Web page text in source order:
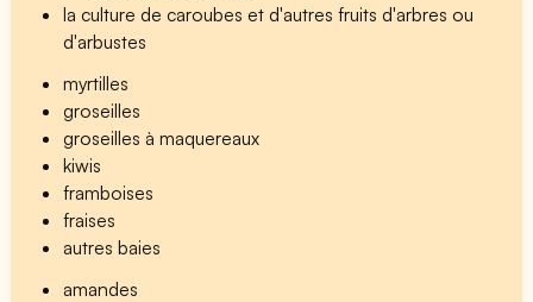
la culture de caroubes et d'autres fruits d'arbres ou
d'arbustes
myrtilles
groseilles
groseilles à maquereaux
kiwis
framboises
fraises
autres baies
amandes